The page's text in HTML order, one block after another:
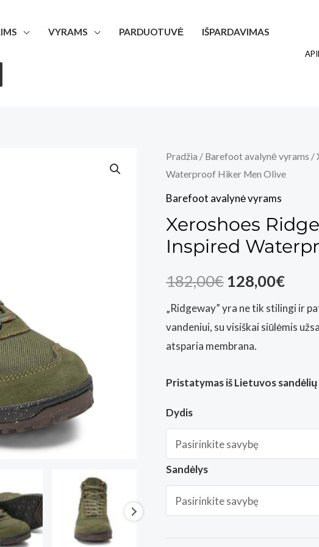
VYRAMS PARDUOTUVĖ IŠPARDAVIMAS
Pradžia / Barefoot avalynė vyrams /
Waterproof Hiker Men Olive
Barefoot avalynė vyrams
Xeroshoes
Inspired
182,00€ Original
price
was:
128,00€
price
„Ridgeway” yra ne tik stilingi ir
vandeniui, su visiškai siūlėmis
atsparia membrana.
Pristatymas iš Lietuvos sandėlių
Dydis
Sandėlys